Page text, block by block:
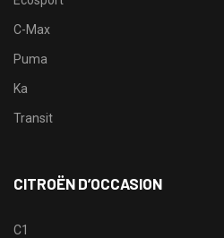
C-Max
Puma
Ka
Transit
CITROËN D’OCCASION
C1